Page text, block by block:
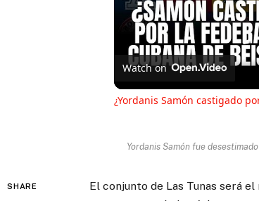
Watch on
¿Yordanis Samón castigado
Yordanis Samón fue
SHARE
El conjunto de Las Tunas será